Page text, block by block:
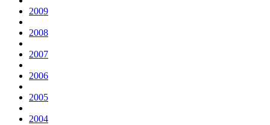
2009
2008
2007
2006
2005
2004